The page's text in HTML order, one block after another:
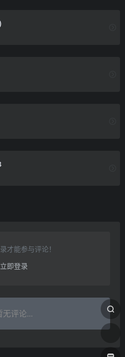
才能参与评论！
立即登录
无评论...